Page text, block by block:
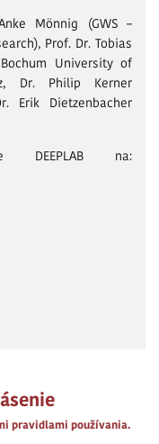
Mönnig (GWS –
Prof. Dr. Tobias
University of
Dr. Philip Kerner
Erik Dietzenbacher
na:
pravidlami používania.